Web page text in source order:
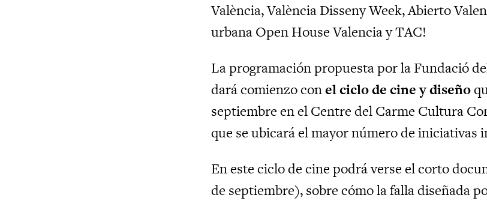
València, València Disseny Week, Abierto
urbana Open House Valencia y TAC!
La programación propuesta por la Fundació
dará comienzo conel ciclo de cine y diseño
septiembre en el Centre del Carme Cultura
que se ubicará el mayor número de iniciativas
En este ciclo de cine podrá verse el corto
de septiembre), sobre cómo la falla diseñada